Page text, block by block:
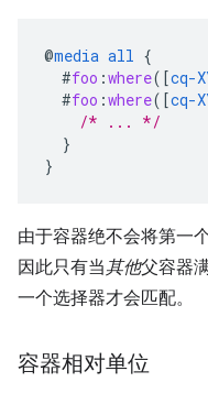
@media all {
#foo :where([cq-
#foo :where([cq-
/* ... */
}
}
由于容器绝不会将第一
因此只有当其他父容器
一个选择器才会匹配。
容器相对单位